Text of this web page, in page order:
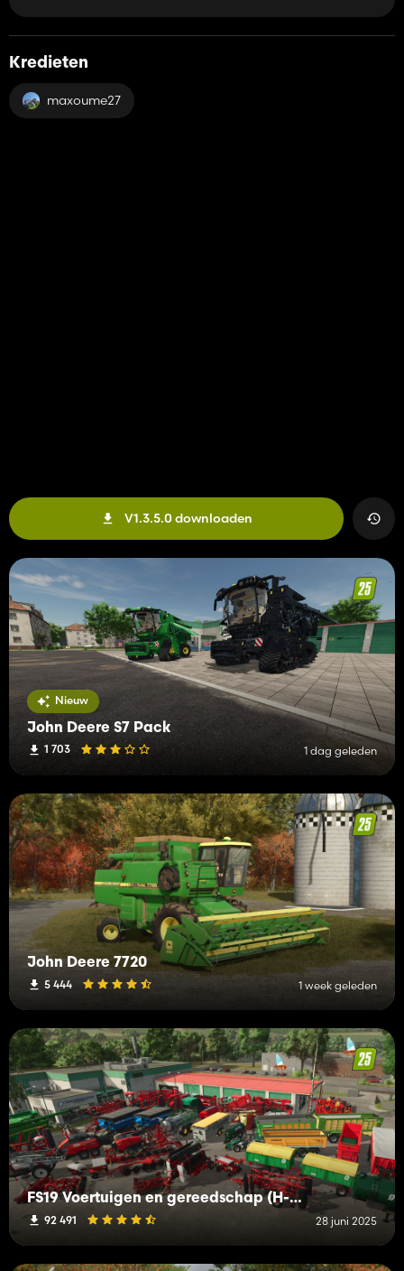
Kredieten
maxoume27
V1.3.5.0 downloaden
Nieuw
John Deere S7 Pack
1 703 1 dag geleden
John Deere 7720
5 444 1 week geleden
FS19 Voertuigen en gereedschap (H-K)
92 491 28 juni 2025